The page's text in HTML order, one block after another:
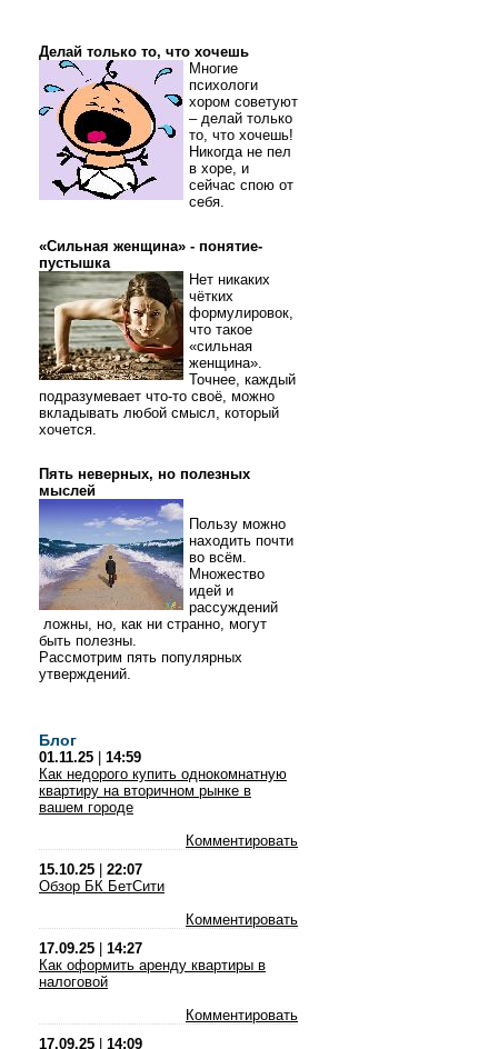
Делай только то, что хочешь
Многие
психологи
хором советуют
– делай только
то, что хочешь!
Никогда не пел
в хоре, и
сейчас спою от
себя.
«Сильная женщина» - понятие-
пустышка
Нет никаких
чётких
формулировок,
что такое
«сильная
женщина».
Точнее, каждый
подразумевает что-то своё, можно
вкладывать любой смысл, который
хочется.
Пять неверных, но полезных
мыслей
Пользу можно
находить почти
во всём.
Множество
идей и
рассуждений
ложны, но, как ни странно, могут
быть полезны.
Рассмотрим пять популярных
утверждений.
Блог
01.11.25
14:59
Как недорого купить однокомнатную
квартиру на вторичном рынке в
вашем городе
Комментировать
15.10.25
22:07
Обзор БК БетСити
Комментировать
17.09.25
14:27
Как оформить аренду квартиры в
налоговой
Комментировать
17.09.25
14:09